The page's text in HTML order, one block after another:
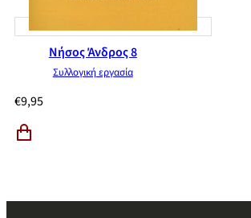
Νήσος Άνδρος 8
Συλλογική εργασία
€9,95